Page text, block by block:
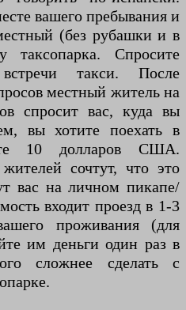
вашего пребывания и
(без рубашки и в
таксопарка. Спросите
такси. После
местный житель на
спросит вас, куда вы
вы хотите поехать в
10 долларов США.
сочтут, что это
вас на личном пикапе/
входит проезд в 1-3
проживания (для
им деньги один раз в
сложнее сделать с